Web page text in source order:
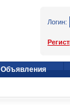
Логин:
Объявления